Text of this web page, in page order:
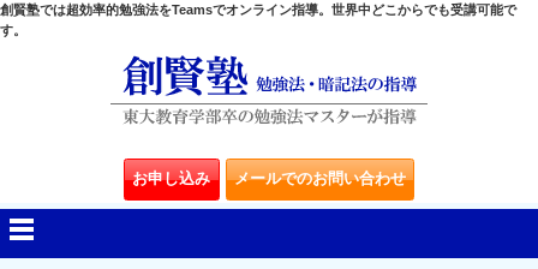
創賢塾では超効率的勉強法をTeamsでオンライン指導。世界中どこからでも受講可能で
す。
お申し込み メールでのお問い合わせ